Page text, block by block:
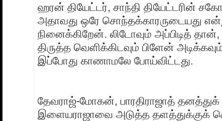
ஹரன் தியேட்டர், சாந்தி தியேட்டரின்
அதாவது ஒரே சொந்தக்காரருடையது
நினைக்கிறேன். லிடோவும் அப்பிடித்
திருத்த வெளிக்கிடவும் பிளேன் அடிக்கவும்
இப்போது காணாமலே போய்விட்டது.
தேவராஜ்-மோகன், பாரதிராஜாத் தனத்துக்
இளையராஜாவை அடுத்த தளத்துக்குக்